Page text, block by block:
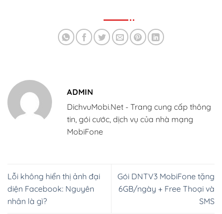
ADMIN
DichvuMobi.Net - Trang cung cấp thông
tin, gói cước, dịch vụ của nhà mạng
MobiFone
Lỗi không hiển thị ảnh đại
diện Facebook: Nguyên
nhân là gì?
Gói DNTV3 MobiFone tặng
6GB/ngày + Free Thoại và
SMS